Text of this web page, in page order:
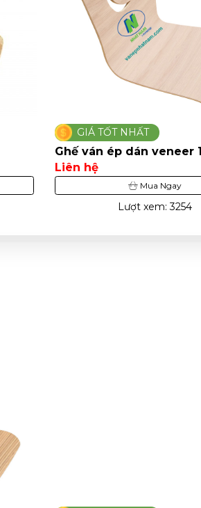
GIÁ TỐT NHẤT
Ghế ván ép dán veneer
Liên hệ
Mua Ngay
Lượt xem: 3254